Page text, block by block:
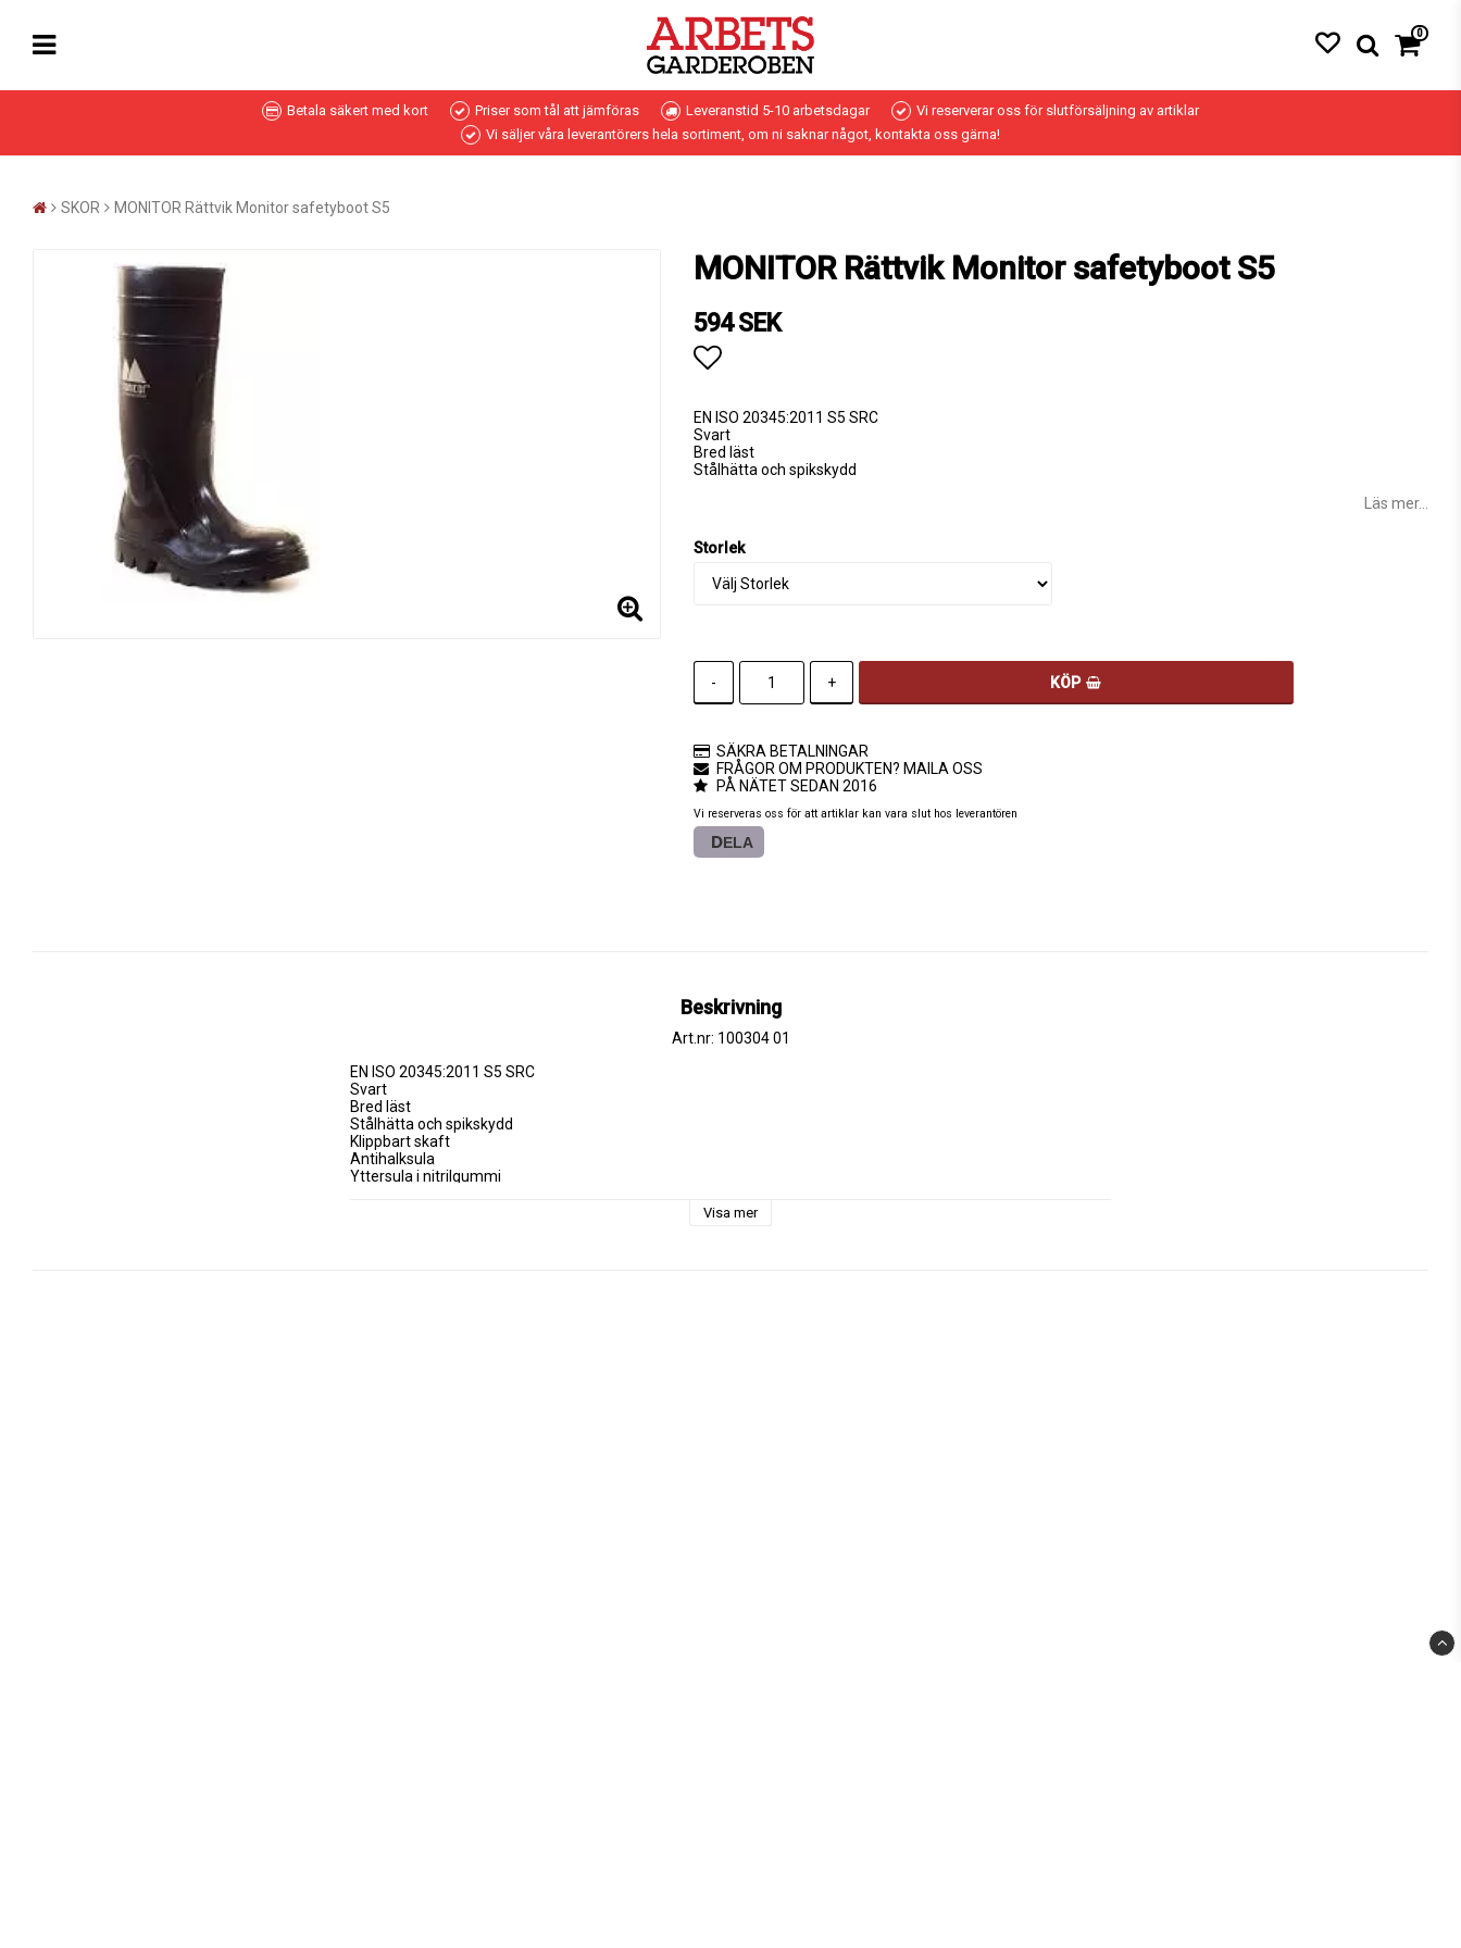
0
Betala säkert med kort Priser som tål att jämföras Leveranstid 5-10 arbetsdagar
Vi reserverar oss för slutförsäljning av artiklar
Vi säljer våra leverantörers hela sortiment, om ni saknar något, kontakta oss gärna!
SKOR MONITOR Rättvik Monitor safetyboot S5
MONITOR Rättvik Monitor safetyboot S5
594 SEK
EN ISO 20345:2011 S5 SRC
Svart
Bred läst
Stålhätta och spikskydd
Läs mer...
Storlek
- + KÖP
SÄKRA BETALNINGAR
FRÅGOR OM PRODUKTEN? MAILA OSS
PÅ NÄTET SEDAN 2016
Vi reserveras oss för att artiklar kan vara slut hos leverantören
DELA
Beskrivning
Art.nr: 100304 01
EN ISO 20345:2011 S5 SRC
Svart
Bred läst
Stålhätta och spikskydd
Klippbart skaft
Antihalksula
Yttersula i nitrilgummi
Visa mer